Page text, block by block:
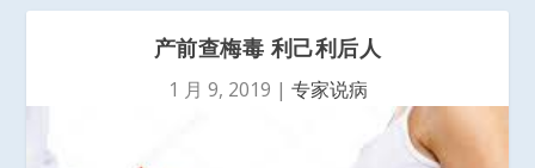
产前查梅毒 利己利后人
1 月 9, 2019 | 专家说病